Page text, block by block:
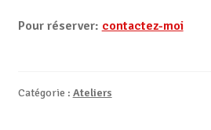
Pour réserver: contactez-moi
Catégorie : Ateliers